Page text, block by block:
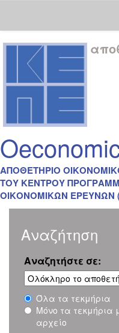
Skip
navigation
ΑΠΟΘΕΤΗΡΙΟ
ΤΟΥ ΚΕΝΤΡΟΥ
ΟΙΚΟΝΟΜΙΚΩΝ ΕΡΕΥΝΩΝ
Αναζήτηση
Αναζητήστε σε:
Όλα τα τεκμήρια
Μόνο τα τεκμήρια
αρχείο